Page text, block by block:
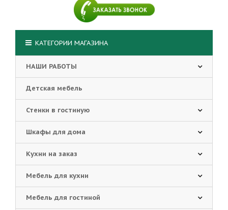
КАТЕГОРИИ МАГАЗИНА
НАШИ РАБОТЫ
Детская мебель
Стенки в гостиную
Шкафы для дома
Кухни на заказ
Мебель для кухни
Мебель для гостиной